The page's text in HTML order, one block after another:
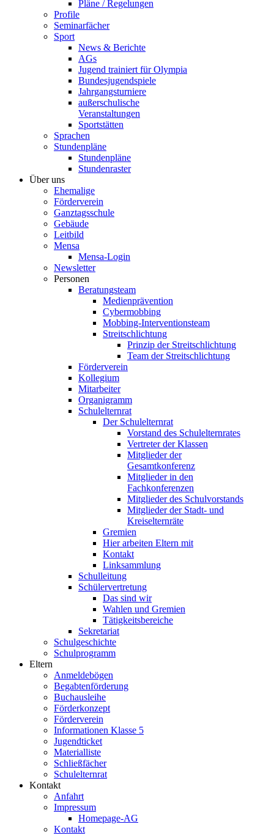
Pläne / Regelungen
Profile
Seminarfächer
Sport
News & Berichte
AGs
Jugend trainiert für Olympia
Bundesjugendspiele
Jahrgangsturniere
außerschulische
Veranstaltungen
Sportstätten
Sprachen
Stundenpläne
Stundenpläne
Stundenraster
Über uns
Ehemalige
Förderverein
Ganztagsschule
Gebäude
Leitbild
Mensa
Mensa-Login
Newsletter
Personen
Beratungsteam
Medienprävention
Cybermobbing
Mobbing-Interventionsteam
Streitschlichtung
Prinzip der Streitschlichtung
Team der Streitschlichtung
Förderverein
Kollegium
Mitarbeiter
Organigramm
Schulelternrat
Der Schulelternrat
Vorstand des Schulelternrates
Vertreter der Klassen
Mitglieder der
Gesamtkonferenz
Mitglieder in den
Fachkonferenzen
Mitglieder des Schulvorstands
Mitglieder der Stadt- und
Kreiselternräte
Gremien
Hier arbeiten Eltern mit
Kontakt
Linksammlung
Schulleitung
Schülervertretung
Das sind wir
Wahlen und Gremien
Tätigkeitsbereiche
Sekretariat
Schulgeschichte
Schulprogramm
Eltern
Anmeldebögen
Begabtenförderung
Buchausleihe
Förderkonzept
Förderverein
Informationen Klasse 5
Jugendticket
Materialliste
Schließfächer
Schulelternrat
Kontakt
Anfahrt
Impressum
Homepage-AG
Kontakt